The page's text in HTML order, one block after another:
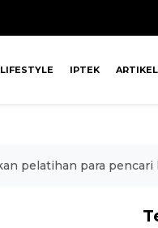
LIFESTYLE IPTEK ARTIKEL
pelatihan para pencari